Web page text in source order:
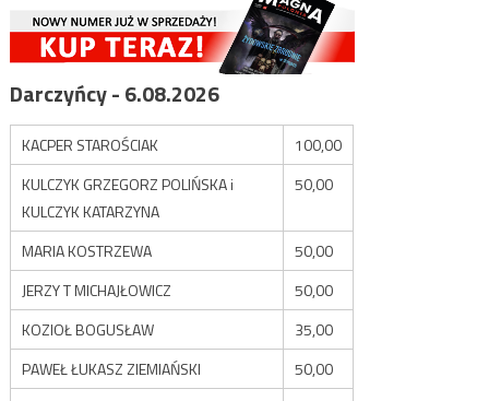
Darczyńcy - 6.08.2026
KACPER STAROŚCIAK
100,00
KULCZYK GRZEGORZ POLIŃSKA i
KULCZYK KATARZYNA
50,00
MARIA KOSTRZEWA
50,00
JERZY T MICHAJŁOWICZ
50,00
KOZIOŁ BOGUSŁAW
35,00
PAWEŁ ŁUKASZ ZIEMIAŃSKI
50,00